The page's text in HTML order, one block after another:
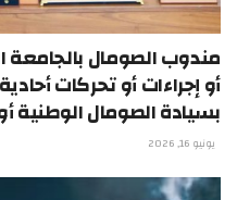
مندوب الصومال بالجامعة
أو إجراءات أو تحركات
بسيادة الصومال الوطنية
يونيو 16, 2026